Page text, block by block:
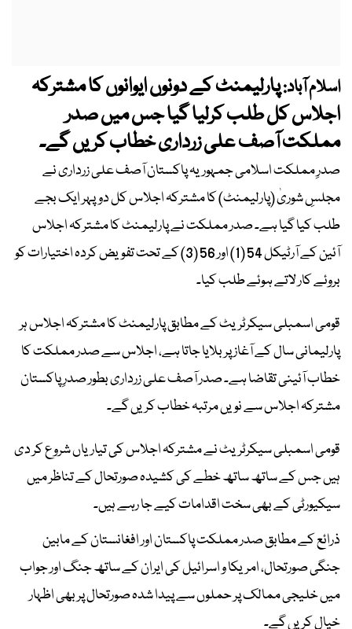
اسلام آباد:پارلیمنٹ کے دونوں ایوانوں کا مشترکہ
اجلاس کل طلب کرلیا گیا جس میں صدر
مملکت آصف علی زرداری خطاب کریں گے۔
صدرِ مملکت اسلامی جمہوریہ پاکستان آصف علی زرداری نے
مجلسِ شوریٰ (پارلیمنٹ) کا مشترکہ اجلاس کل دوپہر ایک بجے
طلب کیا گیا ہے۔ صدر مملکت نے پارلیمنٹ کا مشترکہ اجلاس
آئین کے آرٹیکل 54 (1) اور 56 (3) کے تحت تفویض کردہ اختیارات کو
بروئے کار لاتے ہوئے طلب کیا۔
قومی اسمبلی سیکرٹریٹ کے مطابق پارلیمنٹ کا مشترکہ اجلاس ہر
پارلیمانی سال کے آغاز پر بلایا جاتا ہے، اجلاس سے صدر مملکت کا
خطاب آئینی تقاضا ہے۔ صدر آصف علی زرداری بطور صدرِ پاکستان
مشترکہ اجلاس سے نویں مرتبہ خطاب کریں گے۔
قومی اسمبلی سیکرٹریٹ نے مشترکہ اجلاس کی تیاریاں شروع کر دی
ہیں جس کے ساتھ ساتھ خطے کی کشیدہ صورتحال کے تناظر میں
سیکیورٹی کے بھی سخت اقدامات کیے جا رہے ہیں۔
ذرائع کے مطابق صدر مملکت پاکستان اور افغانستان کے مابین
جنگی صورتحال، امریکا و اسرائیل کی ایران کے ساتھ جنگ اور جواب
میں خلیجی ممالک پر حملوں سے پیدا شدہ صورتحال پر بھی اظہار
خیال کریں گے۔